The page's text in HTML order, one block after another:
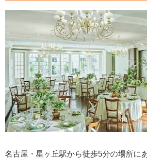
名古屋・星ヶ丘駅から徒歩5分の場所に